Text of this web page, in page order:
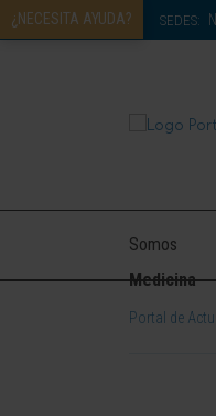
¿NECESITA AYUDA? SEDES:
Somos
Medicina
Portal de